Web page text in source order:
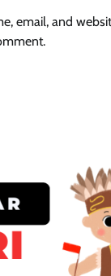
email, and